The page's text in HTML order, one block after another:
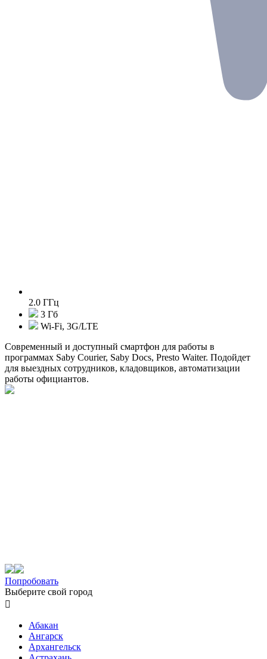
2.0 ГГц
3 Гб
Wi-Fi, 3G/LTE
Современный и доступный смартфон для работы в
программах Saby Courier, Saby Docs, Presto Waiter. Подойдет
для выездных сотрудников, кладовщиков, автоматизации
работы официантов.
Попробовать
Выберите свой город

Абакан
Ангарск
Архангельск